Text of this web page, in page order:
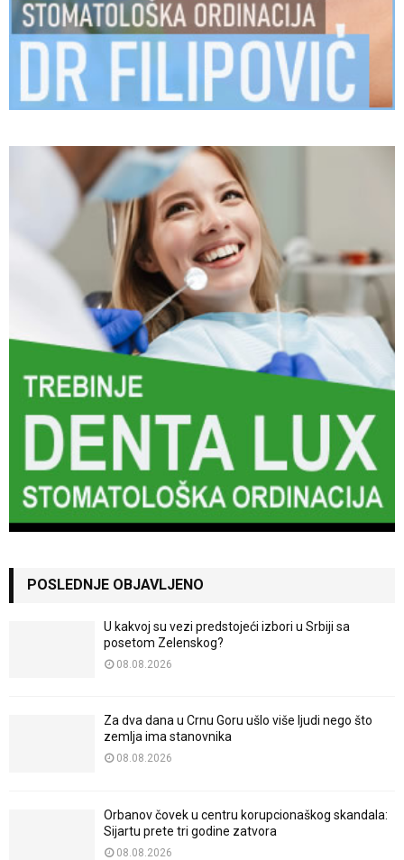
POSLEDNJE OBJAVLJENO
U kakvoj su vezi predstojeći izbori u Srbiji sa
posetom Zelenskog?
08.08.2026
Za dva dana u Crnu Goru ušlo više ljudi nego što
zemlja ima stanovnika
08.08.2026
Orbanov čovek u centru korupcionaškog skandala:
Sijartu prete tri godine zatvora
08.08.2026